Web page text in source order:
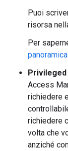
Puoi
risorsa
Per
Privileged
Access
richiedere
richiedere
volta che
anziché